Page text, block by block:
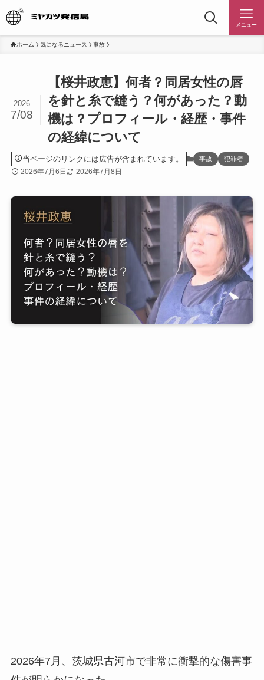
メニュー
ホーム 気になるニュース 事故
【桜井政恵】何者？同居女性の唇
を針と糸で縫う？何があった？動
機は？プロフィール・経歴・事件
の経緯について
2026
7/08
当ページのリンクには広告が含まれています。 事故 犯罪者
2026年7月6日 2026年7月8日
2026年7月、茨城県古河市で非常に衝撃的な傷害事